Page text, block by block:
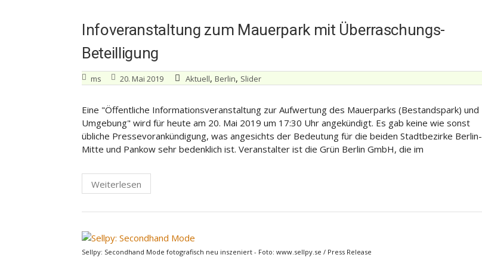
Infoveranstaltung zum Mauerpark mit Überraschungs-
Beteilligung
ms 20. Mai 2019 Aktuell, Berlin, Slider
Eine "Öffentliche Informationsveranstaltung zur Aufwertung des Mauerparks (Bestandspark) und
Umgebung" wird für heute am 20. Mai 2019 um 17:30 Uhr angekündigt. Es gab keine wie sonst
übliche Pressevorankündigung, was angesichts der Bedeutung für die beiden Stadtbezirke Berlin-
Mitte und Pankow sehr bedenklich ist. Veranstalter ist die Grün Berlin GmbH, die im
Weiterlesen
Sellpy: Secondhand Mode fotografisch neu inszeniert - Foto: www.sellpy.se / Press Release